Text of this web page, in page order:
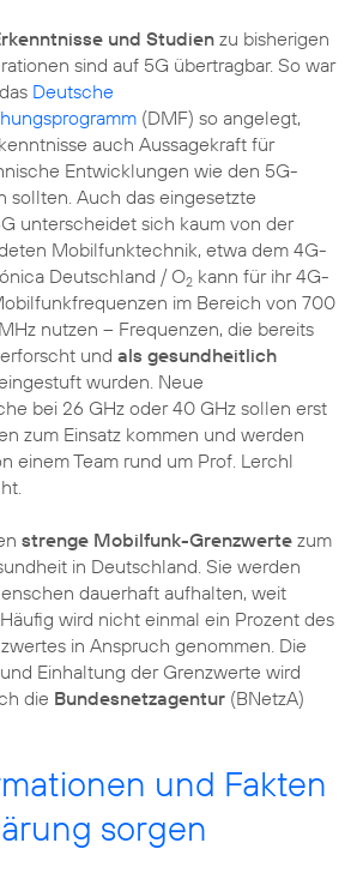
und Studienzu bisherigen
sind auf 5G übertragbar. So war
Deutsche
(DMF) so angelegt,
auch Aussagekraft für
Entwicklungen wie den 5G-
sollten. Auch das eingesetzte
unterscheidet sich kaum von der
Mobilfunktechnik, etwa dem 4G-
Deutschland / O2 kann für ihr 4G-
im Bereich von 700
nutzen – Frequenzen, die bereits
und als gesundheitlich
wurden. Neue
bei 26 GHz oder 40 GHz sollen erst
zum Einsatz kommen und werden
einem Team rund um Prof. Lerchl
strenge Mobilfunk-Grenzwerte zum
in Deutschland. Sie werden
dauerhaft aufhalten, weit
wird nicht einmal ein Prozent des
in Anspruch genommen. Die
Einhaltung der Grenzwerte wird
die Bundesnetzagentur (BNetzA)
und Fakten
sorgen